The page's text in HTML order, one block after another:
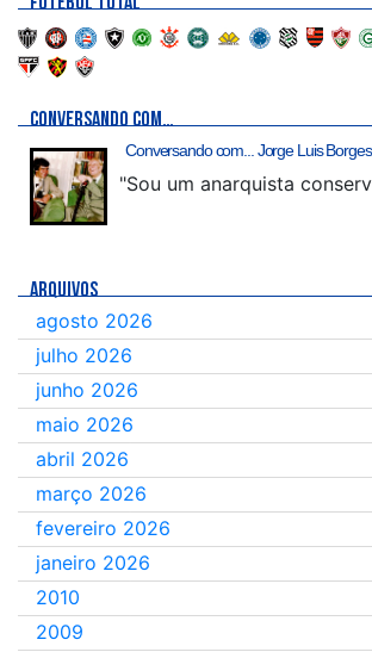
CONVERSANDO COM…
Conversando com... Jorge Luis Borges
"Sou um anarquista
ARQUIVOS
agosto 2026
julho 2026
junho 2026
maio 2026
abril 2026
março 2026
fevereiro 2026
janeiro 2026
2010
2009